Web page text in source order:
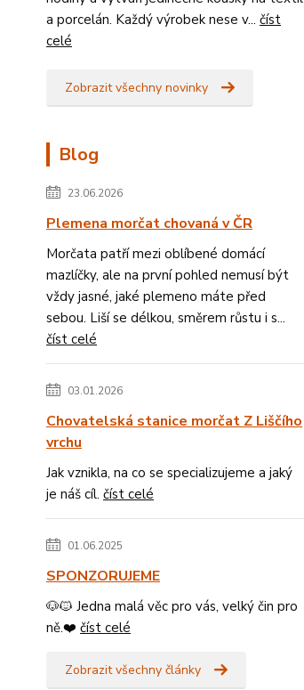
a porcelán. Každý výrobek nese v... číst
celé
Zobrazit všechny novinky
Blog
23.06.2026
Plemena morčat chovaná v ČR
Morčata patří mezi oblíbené domácí
mazlíčky, ale na první pohled nemusí být
vždy jasné, jaké plemeno máte před
sebou. Liší se délkou, směrem růstu i s...
číst celé
03.01.2026
Chovatelská stanice morčat Z Liščího
vrchu
Jak vznikla, na co se specializujeme a jaký
je náš cíl. číst celé
01.06.2025
SPONZORUJEME
🐶🐱 Jedna malá věc pro vás, velký čin pro
ně.❤️ číst celé
Zobrazit všechny články